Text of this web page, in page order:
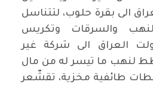
الى بقرة حلوب، لتتناسل
والسرقات وتكريس
العراق الى شركة غير
لنهب ما تيسر له من مال
طائفية مخزية، تقشّعر